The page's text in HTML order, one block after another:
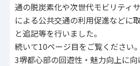
通の脱炭素化や次世代モビリティ
による公共交通の利用促進などに
と追記等を行いました。
続いて10ページ目をご覧ください。
3堺都心部の回遊性・魅力向上に